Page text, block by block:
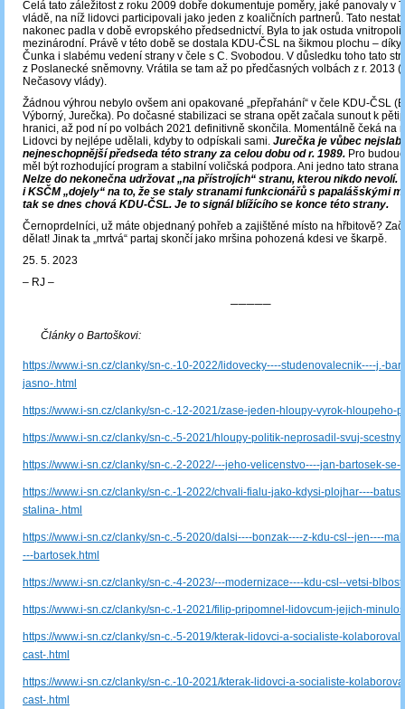
Celá tato záležitost z roku 2009 dobře dokumentuje poměry, jaké panovaly v
vládě, na níž lidovci participovali jako jeden z koaličních partnerů. Tato
nakonec padla v době evropského předsednictví. Byla to jak ostuda
mezinárodní. Právě v této době se dostala KDU-ČSL na šikmou plochu – díky
Čunka i slabému vedení strany v čele s C. Svobodou. V důsledku toho tato
z Poslanecké sněmovny. Vrátila se tam až po předčasných volbách z r. 2013
Nečasovy vlády).
Žádnou výhrou nebylo ovšem ani opakované „přepřahání“ v čele KDU-ČSL
Výborný, Jurečka). Po dočasné stabilizaci se strana opět začala sunout k
hranici, až pod ní po volbách 2021 definitivně skončila. Momentálně čeká na
Lidovci by nejlépe udělali, kdyby to odpískali sami. Jurečka je vůbec
nejneschopnější předseda této strany za celou dobu od r. 1989. Pro
měl být rozhodující program a stabilní voličská podpora. Ani jedno tato strana
Nelze do nekonečna udržovat „na přístrojích“ stranu, kterou nikdo nevolí.
i KSČM „dojely“ na to, že se staly stranami funkcionářů s papalášskými
tak se dnes chová KDU-ČSL. Je to signál blížícího se konce této strany.
Černoprdelníci, už máte objednaný pohřeb a zajištěné místo na hřbitově?
dělat! Jinak ta „mrtvá“ partaj skončí jako mršina pohozená kdesi ve škarpě.
25. 5. 2023
‒ RJ ‒
─────
Články o Bartoškovi:
https://www.i-sn.cz/clanky/sn-c.-10-2022/lidovecky----studenovalecnik----j.-
jasno-.html
https://www.i-sn.cz/clanky/sn-c.-12-2021/zase-jeden-hloupy-vyrok-hloupeho-
https://www.i-sn.cz/clanky/sn-c.-5-2021/hloupy-politik-neprosadil-svuj-
https://www.i-sn.cz/clanky/sn-c.-2-2022/---jeho-velicenstvo----jan-bartosek-se-
https://www.i-sn.cz/clanky/sn-c.-1-2022/chvali-fialu-jako-kdysi-plojhar----
stalina-.html
https://www.i-sn.cz/clanky/sn-c.-5-2020/dalsi----bonzak----z-kdu-csl--jen----
---bartosek.html
https://www.i-sn.cz/clanky/sn-c.-4-2023/---modernizace----kdu-csl--vetsi-
https://www.i-sn.cz/clanky/sn-c.-1-2021/filip-pripomnel-lidovcum-jejich-
https://www.i-sn.cz/clanky/sn-c.-5-2019/kterak-lidovci-a-socialiste-
cast-.html
https://www.i-sn.cz/clanky/sn-c.-10-2021/kterak-lidovci-a-socialiste-
cast-.html